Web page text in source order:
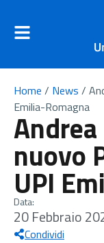
Home / News /
Emilia-Romagna
Andrea
nuovo
UPI
Data:
20 Febbraio
Condividi